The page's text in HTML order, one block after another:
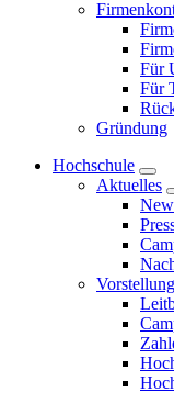
Für
Für
Gründung
Hochschule
Aktuelles